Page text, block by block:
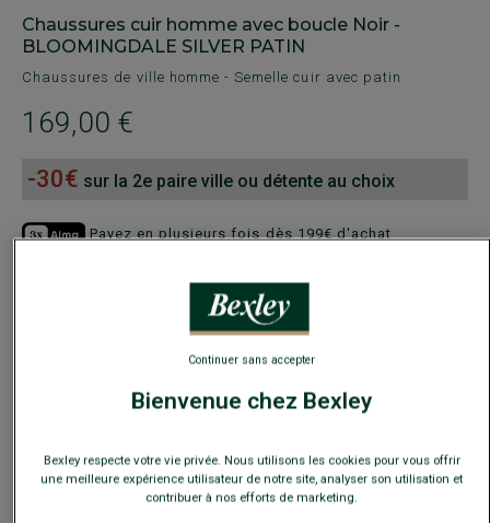
Chaussures cuir homme avec boucle Noir -
BLOOMINGDALE SILVER PATIN
Chaussures de ville homme - Semelle cuir avec patin
169,00 €
-30€ sur la 2e paire ville ou détente au choix
Payez en plusieurs fois dès 199€ d'achat
En cas d'hésitation, choisir la pointure en-dessous de votre
Guide des tailles
Bienvenue chez Bexley
Bexley respecte votre vie privée. Nous utilisons les cookies pour vous offrir
une meilleure expérience utilisateur de notre site, analyser son utilisation et
contribuer à nos efforts de marketing.
Continuer sans accepter